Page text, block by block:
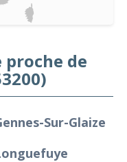
proche de
Sur-Glaize